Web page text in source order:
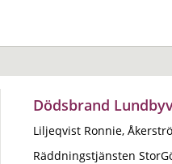
Dödsbrand
Liljeqvist Ronnie,
Räddningstjänsten